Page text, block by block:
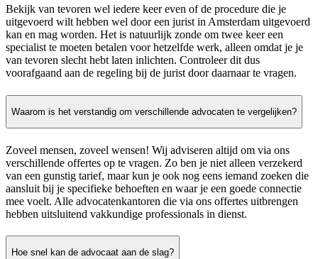
Bekijk van tevoren wel iedere keer even of de procedure die je
uitgevoerd wilt hebben wel door een jurist in Amsterdam uitgevoerd
kan en mag worden. Het is natuurlijk zonde om twee keer een
specialist te moeten betalen voor hetzelfde werk, alleen omdat je je
van tevoren slecht hebt laten inlichten. Controleer dit dus
voorafgaand aan de regeling bij de jurist door daarnaar te vragen.
Waarom is het verstandig om verschillende advocaten te vergelijken?
Zoveel mensen, zoveel wensen! Wij adviseren altijd om via ons
verschillende offertes op te vragen. Zo ben je niet alleen verzekerd
van een gunstig tarief, maar kun je ook nog eens iemand zoeken die
aansluit bij je specifieke behoeften en waar je een goede connectie
mee voelt. Alle advocatenkantoren die via ons offertes uitbrengen
hebben uitsluitend vakkundige professionals in dienst.
Hoe snel kan de advocaat aan de slag?